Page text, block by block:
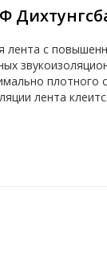
с
лента